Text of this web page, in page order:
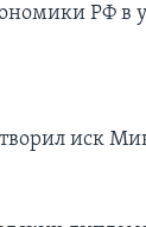
РФ в
иск